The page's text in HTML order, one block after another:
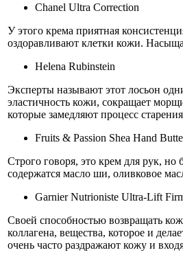
Chanel Ultra Correction
У этого крема приятная
оздоравливают клетки кожи.
Helena Rubinstein
Эксперты называют этот лосьон
эластичность кожи, сокращает
которые замедляют процесс
Fruits & Passion Shea Hand
Строго говоря, это крем для рук,
содержатся масло ши, оливковое
Garnier Nutrioniste Ultra-Lift
Своей способностью возвращать
коллагена, вещества, которое и
очень часто раздражают кожу и